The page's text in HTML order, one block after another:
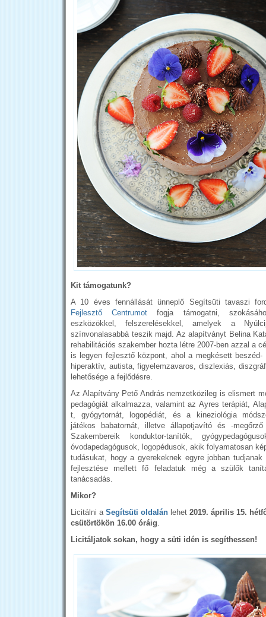
Kit támogatunk?
A 10 éves fennállását ünneplő Segítsüti tavaszi
Fejlesztő Centrumot fogja támogatni,
eszközökkel, felszerelésekkel, amelyek a
színvonalasabbá teszik majd. Az alapítványt Belina
rehabilitációs szakember hozta létre 2007-ben azzal a
is legyen fejlesztő központ, ahol a megkésett beszéd-
hiperaktív, autista, figyelemzavaros, diszlexiás,
lehetősége a fejlődésre.
Az Alapítvány Pető András nemzetközileg is elismert
pedagógiát alkalmazza, valamint az Ayres terápiát,
t, gyógytornát, logopédiát, és a kineziológia
játékos babatornát, illetve állapotjavító és -
Szakembereik konduktor-tanítók,
óvodapedagógusok, logopédusok, akik folyamatosan
tudásukat, hogy a gyerekeknek egyre jobban
fejlesztése mellett fő feladatuk még a szülők
tanácsadás.
Mikor?
Licitálni a Segítsüti oldalán lehet 2019. április 15.
csütörtökön 16.00 óráig.
Licitáljatok sokan, hogy a süti idén is segíthessen!